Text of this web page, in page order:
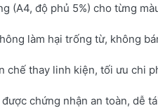
(A4, độ phủ 5%) cho từng
làm hại trống từ, không
chế thay linh kiện, tối ưu chi
chứng nhận an toàn, dễ